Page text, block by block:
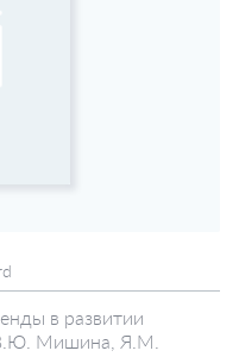
в развитии
Мишина, Я.М.